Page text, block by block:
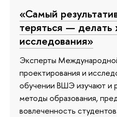
«Самый
теряться — делать
исследования»
Эксперты
проектирования и
обучении ВШЭ изучают и
методы образования,
вовлеченность